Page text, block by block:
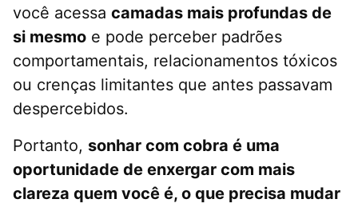
você acessa camadas mais profundas de
si mesmo e pode perceber padrões
comportamentais, relacionamentos tóxicos
ou crenças limitantes que antes passavam
despercebidos.
Portanto, sonhar com cobra é uma
oportunidade de enxergar com mais
clareza quem você é, o que precisa mudar